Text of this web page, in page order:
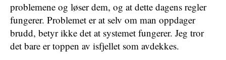
problemene og løser dem, og at dette dagens regler
fungerer. Problemet er at selv om man oppdager
brudd, betyr ikke det at systemet fungerer. Jeg tror
det bare er toppen av isfjellet som avdekkes.